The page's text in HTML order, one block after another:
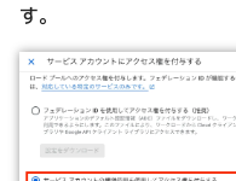
す。